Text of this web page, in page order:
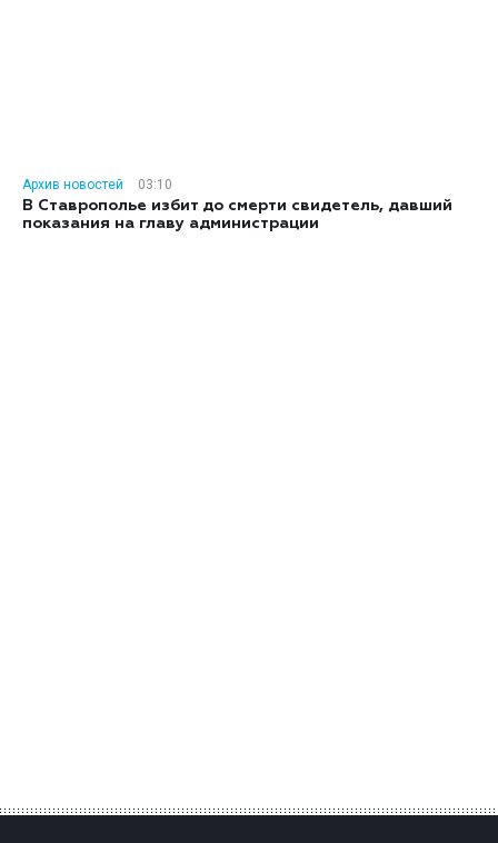
Архив новостей
03:10
В Ставрополье избит до смерти свидетель, давший
показания на главу администрации